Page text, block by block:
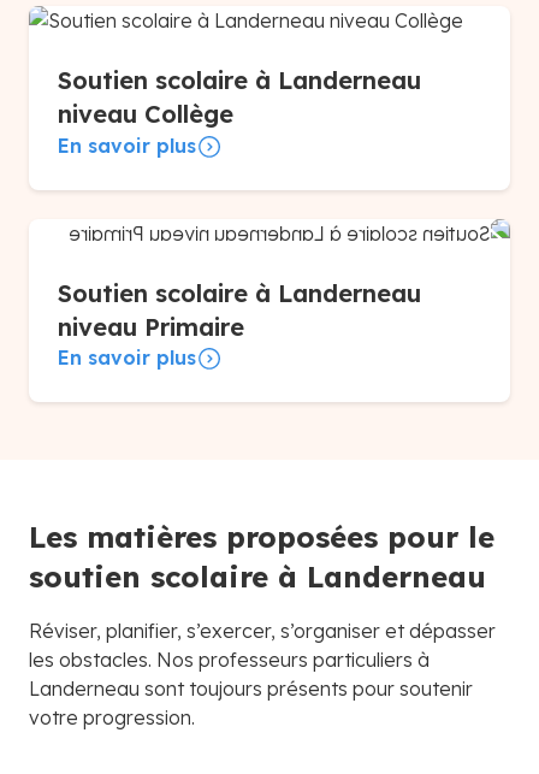
Soutien scolaire à Landerneau
niveau Collège
En savoir plus
Soutien scolaire à Landerneau
niveau Primaire
En savoir plus
Les matières proposées pour le
soutien scolaire à Landerneau
Réviser, planifier, s’exercer, s’organiser et dépasser
les obstacles. Nos professeurs particuliers à
Landerneau sont toujours présents pour soutenir
votre progression.